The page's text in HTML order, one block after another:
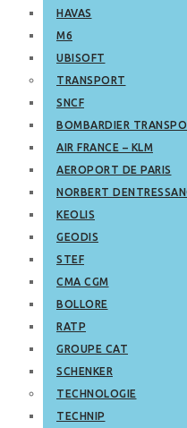
HAVAS
M6
UBISOFT
TRANSPORT
SNCF
BOMBARDIER
AIR FRANCE – KLM
AEROPORT DE PARIS
NORBERT
KEOLIS
GEODIS
STEF
CMA CGM
BOLLORE
RATP
GROUPE CAT
SCHENKER
TECHNOLOGIE
TECHNIP